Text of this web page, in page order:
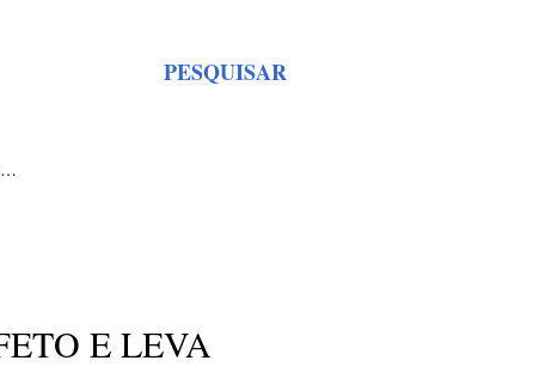
PESQUISAR
E LEVA